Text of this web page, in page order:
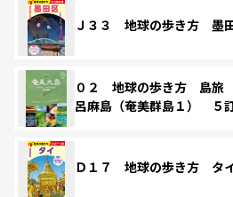
Ｊ３３ 地球の歩き方 墨
０２ 地球の歩き方 島
呂麻島（奄美群島１） ５
Ｄ１７ 地球の歩き方 タ